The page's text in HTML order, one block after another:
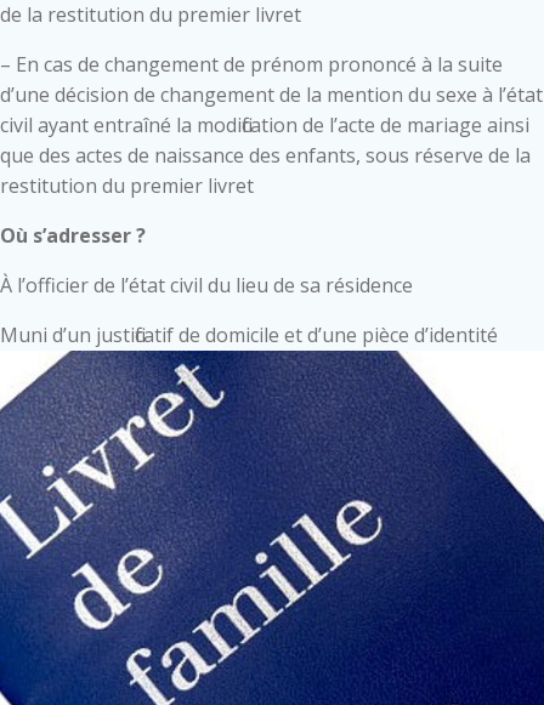
de la restitution du premier livret
– En cas de changement de prénom prononcé à la suite
d’une décision de changement de la mention du sexe à l’état
civil ayant entraîné la modification de l’acte de mariage ainsi
que des actes de naissance des enfants, sous réserve de la
restitution du premier livret
Où s’adresser ?
À l’officier de l’état civil du lieu de sa résidence
Muni d’un justificatif de domicile et d’une pièce d’identité